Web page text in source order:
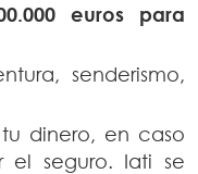
euros para
senderismo,
dinero, en caso
el seguro. Iati se